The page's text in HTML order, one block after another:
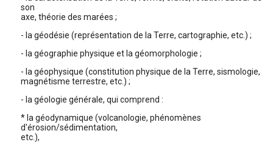
son
axe, théorie des marées ;
- la géodésie (représentation de la Terre, cartographie, etc.) ;
- la géographie physique et la géomorphologie ;
- la géophysique (constitution physique de la Terre, sismologie,
magnétisme terrestre, etc.) ;
- la géologie générale, qui comprend :
* la géodynamique (volcanologie, phénomènes
d'érosion/sédimentation,
etc.),